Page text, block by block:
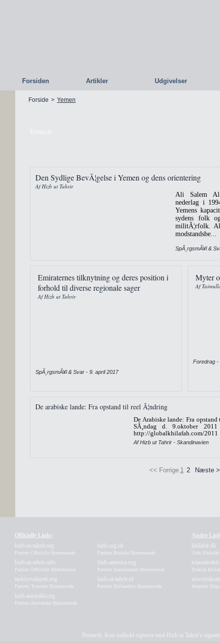
Forsiden Artikler Udgivelser
Forside > Yemen
Den Sydlige BevÃ¦gelse i Yemen og dens orientering
Af Hizb ut Tahrir
Ali Salem
nederlag i
Yemens
sydens folk
militÃ¦rfolk.
modstandsbe...
SpÃ¸rgsmÃ¥l &
Emiraternes tilknytning og deres position i
forhold til diverse regionale sager
Af Hizb ut Tahrir
SpÃ¸rgsmÃ¥l & Svar - 9. april 2017
Myter
Af
Foredrag -
De arabiske lande: Fra opstand til reel Ã¦ndring
De Arabiske lande: Fra
SÃ¸ndag d. 9.oktober
http://globalkhilafah.com/2011
Af Hizb ut Tahrir - Skandinavien
<< Forrige 1 2 Næste
Officielle Links
hizb-ut-tahrir.org
Partiets Officielle Hjemmeside
hizb.org.uk
Partiets Britiske Hjemmeside
hizb-ut-tahrir.info
Partiets Officielle Mediekontor
hizb-america.org
Partiets Amerikanske Hjemmeside
turkiyevilayeti.org
Partiets Tyrkiske Hjemmeside
hizb-ut-tahrir.nl
Partiets Hollandske Hjemmeside
hizb-australia.org
Partiets Australske Hjemmeside
Andre
khilafat.dk
Urdu
Tyrkisk
Islamisk
Bemærk: Kun indhold signeret med Hizb ut Tahrir's